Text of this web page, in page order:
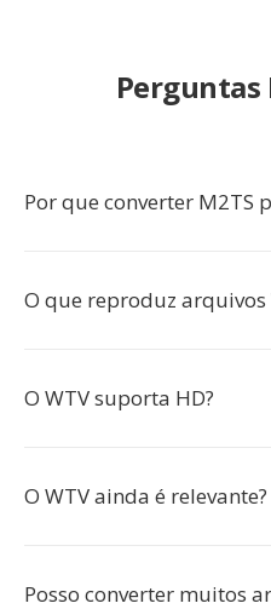
Perguntas
Por que converter M2TS
O que reproduz arquivos
O WTV suporta HD?
O WTV ainda é relevante?
Posso converter muitos